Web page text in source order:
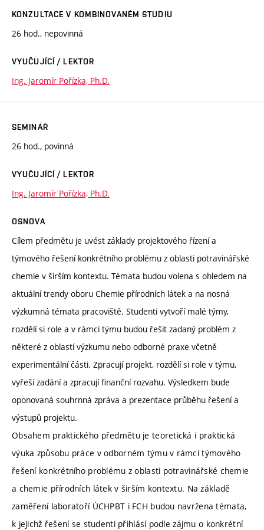
KONZULTACE V KOMBINOVANÉM STUDIU
26 hod., nepovinná
VYUČUJÍCÍ / LEKTOR
Ing. Jaromír Pořízka, Ph.D.
SEMINÁŘ
26 hod., povinná
VYUČUJÍCÍ / LEKTOR
Ing. Jaromír Pořízka, Ph.D.
OSNOVA
Cílem předmětu je uvést základy projektového řízení a
týmového řešení konkrétního problému z oblasti potravinářské
chemie v širším kontextu. Témata budou volena s ohledem na
aktuální trendy oboru Chemie přírodních látek a na nosná
výzkumná témata pracoviště. Studenti vytvoří malé týmy,
rozdělí si role a v rámci týmu budou řešit zadaný problém z
některé z oblastí výzkumu nebo odborné praxe včetně
experimentální části. Zpracují projekt, rozdělí si role v týmu,
vyřeší zadání a zpracují finanční rozvahu. Výsledkem bude
oponovaná souhrnná zpráva a prezentace průběhu řešení a
výstupů projektu.
Obsahem praktického předmětu je teoretická i praktická
výuka způsobu práce v odborném týmu v rámci týmového
řešení konkrétního problému z oblasti potravinářské chemie
a chemie přírodních látek v širším kontextu. Na základě
zaměření laboratoří ÚCHPBT i FCH budou navržena témata,
k jejichž řešení se studenti přihlásí podle zájmu o konkrétní